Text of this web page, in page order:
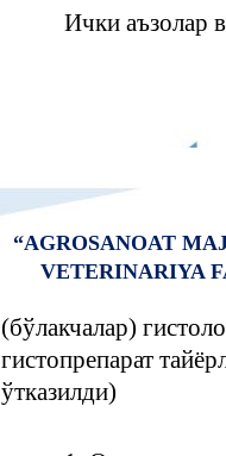
Ички аъзолар
“AGROSANOAT
VETERINARIYA
(бўлакчалар)
гистопрепарат
ўтказилди)